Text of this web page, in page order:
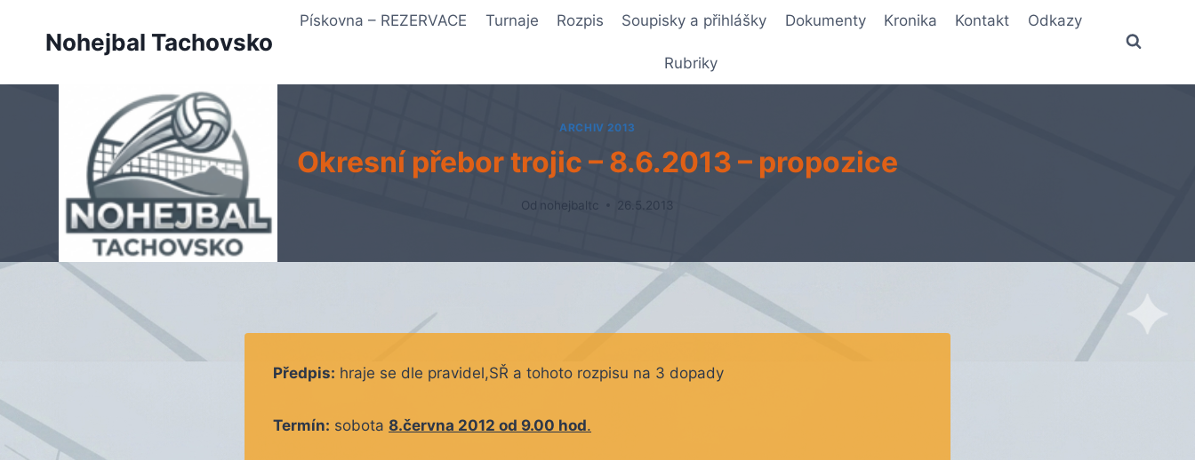
Nohejbal Tachovsko
Pískovna – REZERVACE Turnaje Rozpis Soupisky a přihlášky Dokumenty Kronika Kontakt Odkazy
Rubriky
ARCHIV 2013
Okresní přebor trojic – 8.6.2013 – propozice
Od nohejbaltc 26.5.2013
Předpis: hraje se dle pravidel,SŘ a tohoto rozpisu na 3 dopady
Termín: sobota 8.června 2012 od 9.00 hod.